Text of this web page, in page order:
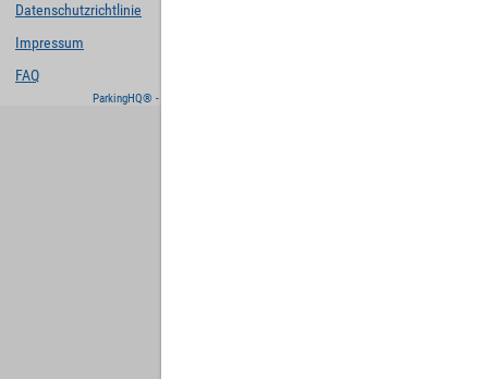
Datenschutzrichtlinie
Impressum
FAQ
ParkingHQ® - eine Lösung von